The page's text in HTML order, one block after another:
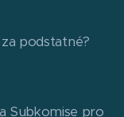
podstatné?
Subkomise pro